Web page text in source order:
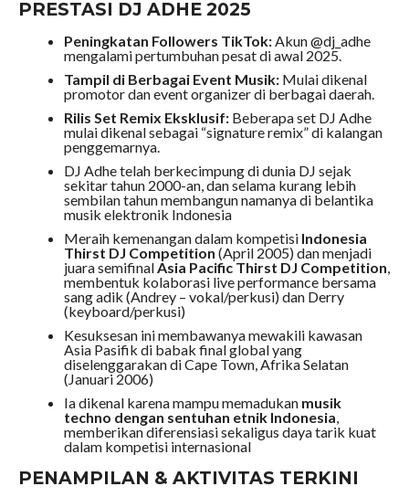
PRESTASI DJ ADHE 2025
Peningkatan Followers TikTok:Akun @dj_adhe
mengalami pertumbuhan pesat di awal 2025.
Tampil di Berbagai Event Musik:Mulai dikenal
promotor dan event organizer di berbagai daerah.
Rilis Set Remix Eksklusif:Beberapa set DJ Adhe
mulai dikenal sebagai “signature remix” di kalangan
penggemarnya.
DJ Adhe telah berkecimpung di dunia DJ sejak
sekitar tahun 2000-an, dan selama kurang lebih
sembilan tahun membangun namanya di belantika
musik elektronik Indonesia
Meraih kemenangan dalam kompetisi Indonesia
Thirst DJ Competition (April 2005) dan menjadi
juara semifinalAsia Pacific Thirst DJ Competition,
membentuk kolaborasi live performance bersama
sang adik (Andrey – vokal/perkusi) dan Derry
(keyboard/perkusi)
Kesuksesan ini membawanya mewakili kawasan
Asia Pasifik di babak final global yang
diselenggarakan di Cape Town, Afrika Selatan
(Januari 2006)
Ia dikenal karena mampu memadukan musik
techno dengan sentuhan etnik Indonesia,
memberikan diferensiasi sekaligus daya tarik kuat
dalam kompetisi internasional
PENAMPILAN & AKTIVITAS TERKINI